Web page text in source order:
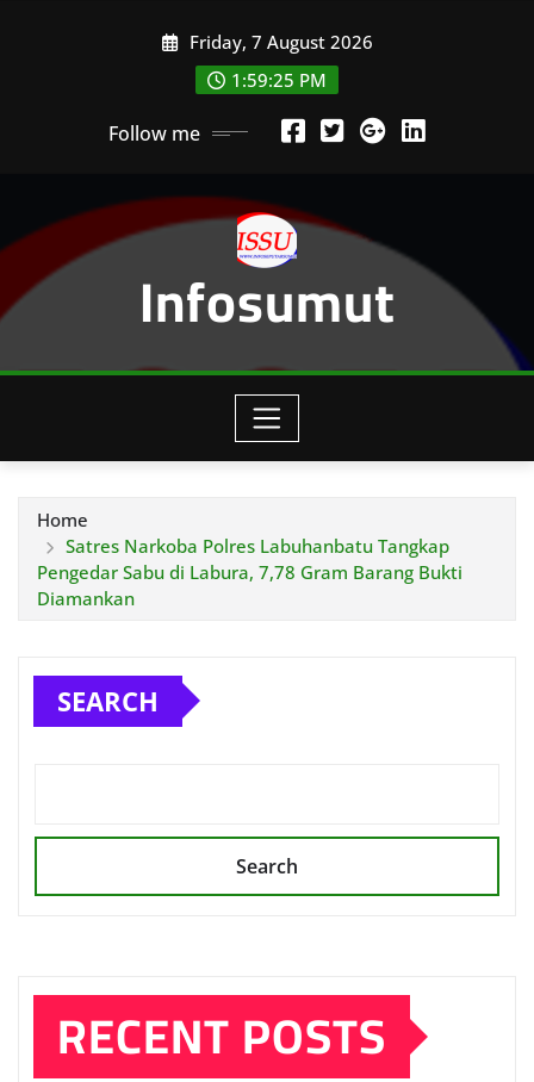
Friday, 7 August 2026
1:59:28 PM
Follow me
Infosumut
Home
Satres Narkoba Polres Labuhanbatu Tangkap
Pengedar Sabu di Labura, 7,78 Gram Barang Bukti
Diamankan
SEARCH
Search
RECENT POSTS